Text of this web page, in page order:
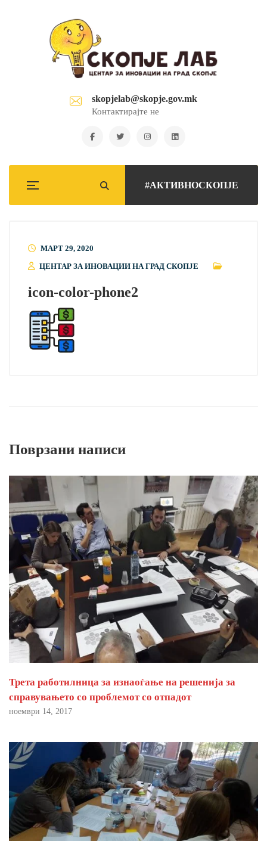
skopjelab@skopje.gov.mk
Контактирајте не
#АКТИВНОСКОПЈЕ
МАРТ 29, 2020
ЦЕНТАР ЗА ИНОВАЦИИ НА ГРАД СКОПЈЕ
icon-color-phone2
Поврзани написи
Трета работилница за изнаоѓање на решенија за
справувањето со проблемот со отпадот
ноември 14, 2017